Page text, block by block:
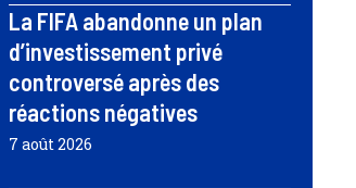
La FIFA abandonne un plan
d’investissement privé
controversé après des
réactions négatives
7 août 2026